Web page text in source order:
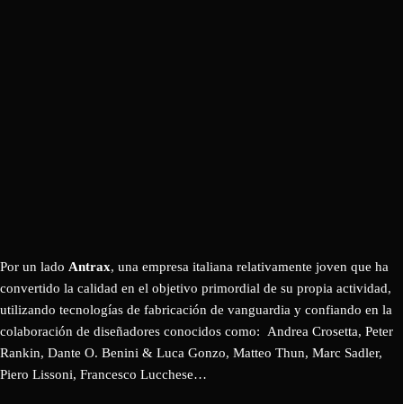
Por un lado Antrax, una empresa italiana relativamente joven que ha
convertido la calidad en el objetivo primordial de su propia actividad,
utilizando tecnologías de fabricación de vanguardia y confiando en la
colaboración de diseñadores conocidos como: Andrea Crosetta, Peter
Rankin, Dante O. Benini & Luca Gonzo, Matteo Thun, Marc Sadler,
Piero Lissoni, Francesco Lucchese…